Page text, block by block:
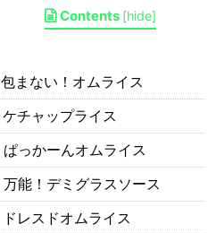
Contents [hide]
包まない！オムライス
ケチャップライス
ぱっかーんオムライス
万能！デミグラスソース
ドレスドオムライス